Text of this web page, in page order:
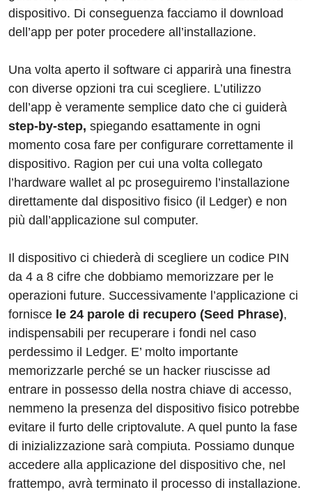
dispositivo. Di conseguenza facciamo il download
dell’app per poter procedere all’installazione.
Una volta aperto il software ci apparirà una finestra
con diverse opzioni tra cui scegliere. L’utilizzo
dell’app è veramente semplice dato che ci guiderà
step-by-step, spiegando esattamente in ogni
momento cosa fare per configurare correttamente il
dispositivo. Ragion per cui una volta collegato
l’hardware wallet al pc proseguiremo l’installazione
direttamente dal dispositivo fisico (il Ledger) e non
più dall’applicazione sul computer.
Il dispositivo ci chiederà di scegliere un codice PIN
da 4 a 8 cifre che dobbiamo memorizzare per le
operazioni future. Successivamente l’applicazione ci
fornisce le 24 parole di recupero (Seed Phrase),
indispensabili per recuperare i fondi nel caso
perdessimo il Ledger. E’ molto importante
memorizzarle perché se un hacker riuscisse ad
entrare in possesso della nostra chiave di accesso,
nemmeno la presenza del dispositivo fisico potrebbe
evitare il furto delle criptovalute. A quel punto la fase
di inizializzazione sarà compiuta. Possiamo dunque
accedere alla applicazione del dispositivo che, nel
frattempo, avrà terminato il processo di installazione.